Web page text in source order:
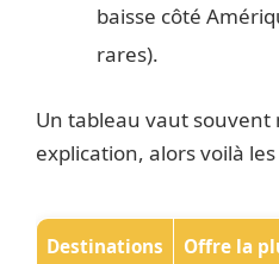
baisse côté
rares).
Un tableau vaut souvent
explication, alors voilà
Destinations
Offre la